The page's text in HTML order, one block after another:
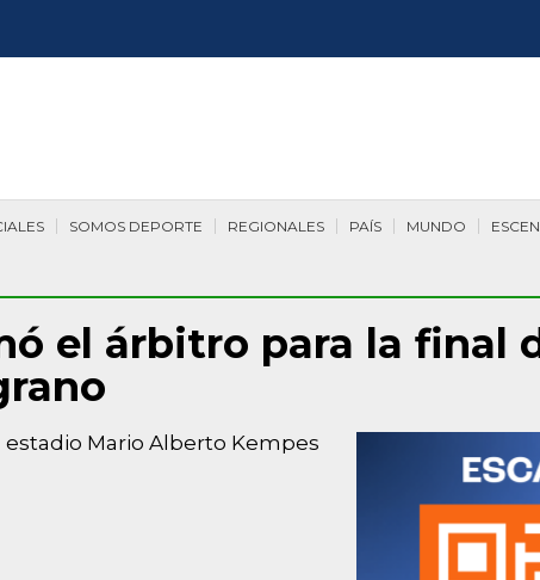
MUNDO
PAÍS
REGIONALES
SOMOS DEPORTE
el árbitro para la final
Mario Alberto Kempes